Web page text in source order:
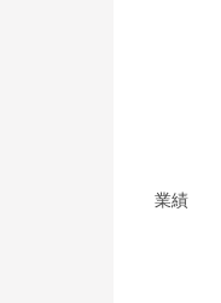
業績